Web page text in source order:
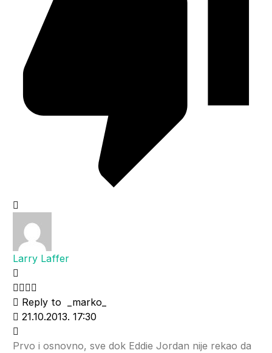
Larry Laffer
Reply to
_marko_
21.10.2013. 17:30
Prvo i osnovno, sve dok Eddie Jordan nije rekao da